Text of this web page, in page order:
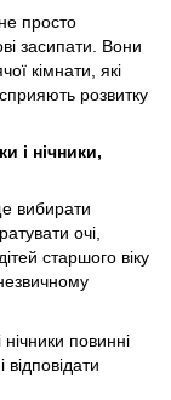
просто
засипати. Вони
кімнати, які
розвитку
і нічники,
вибирати
очі,
старшого віку
нічники повинні
відповідати